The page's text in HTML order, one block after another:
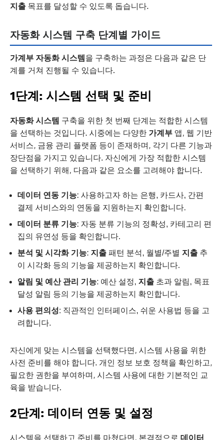
지출 목표를 달성할 수 있도록 돕습니다.
자동화 시스템 구축 단계별 가이드
가계부 자동화 시스템을 구축하는 과정은 다음과 같은 단
계를 거쳐 진행될 수 있습니다.
1단계: 시스템 선택 및 준비
자동화 시스템 구축을 위한 첫 번째 단계는 적합한 시스템
을 선택하는 것입니다. 시중에는 다양한 가계부 앱, 웹 기반
서비스, 금융 관리 플랫폼 등이 존재하며, 각기 다른 기능과
장단점을 가지고 있습니다. 자신에게 가장 적합한 시스템
을 선택하기 위해, 다음과 같은 요소를 고려해야 합니다.
데이터 연동 기능: 사용하고자 하는 은행, 카드사, 간편
결제 서비스와의 연동을 지원하는지 확인합니다.
데이터 분류 기능: 자동 분류 기능의 정확성, 카테고리 편
집의 유연성 등을 확인합니다.
분석 및 시각화 기능: 지출 패턴 분석, 월별/주별 지출 추
이 시각화 등의 기능을 제공하는지 확인합니다.
알림 및 예산 관리 기능: 예산 설정, 지출 초과 알림, 목표
달성 알림 등의 기능을 제공하는지 확인합니다.
사용 편의성: 직관적인 인터페이스, 쉬운 사용법 등을 고
려합니다.
자신에게 맞는 시스템을 선택했다면, 시스템 사용을 위한
사전 준비를 해야 합니다. 개인 정보 보호 정책을 확인하고,
필요한 권한을 부여하며, 시스템 사용에 대한 기본적인 교
육을 받습니다.
2단계: 데이터 연동 및 설정
시스템을 선택하고 준비를 마쳤다면, 본격적으로 데이터